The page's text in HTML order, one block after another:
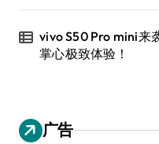
vivo S50 Pro mini来
掌心极致体验！
广告